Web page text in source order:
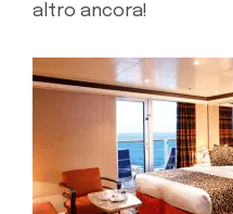
altro ancora!